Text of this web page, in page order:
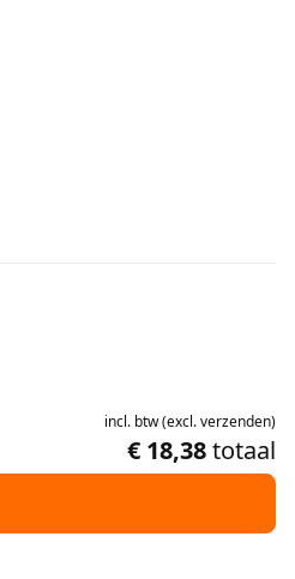
incl. btw(excl.verzenden)
€ 18,38totaal